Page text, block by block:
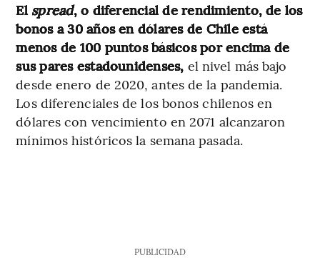
El spread, o diferencial de rendimiento, de los
bonos a 30 años en dólares de Chile está
menos de 100 puntos básicos por encima de
sus pares estadounidenses, el nivel más bajo
desde enero de 2020, antes de la pandemia.
Los diferenciales de los bonos chilenos en
dólares con vencimiento en 2071 alcanzaron
mínimos históricos la semana pasada.
PUBLICIDAD